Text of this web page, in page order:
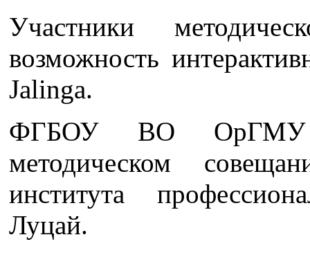
Участники
возможность
Jalinga.
ФГБОУ ВО ОрГМУ
методическом
института
Луцай.